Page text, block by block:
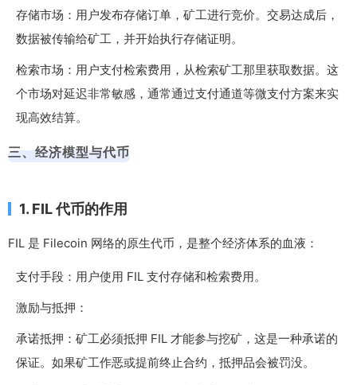
存储市场：用户发布存储订单，矿工进行竞价。交易达成后，
数据被传输给矿工，并开始执行存储证明。
检索市场：用户支付检索费用，从检索矿工那里获取数据。这
个市场对延迟非常敏感，通常通过支付通道等微支付方案来实
现高效结算。
三、经济模型与代币
1. FIL 代币的作用
FIL 是 Filecoin 网络的原生代币，是整个经济体系的血液：
支付手段：用户使用 FIL 支付存储和检索费用。
激励与抵押：
承诺抵押：矿工必须抵押 FIL 才能参与挖矿，这是一种承诺的
保证。如果矿工作恶或提前终止合约，抵押品会被罚没。